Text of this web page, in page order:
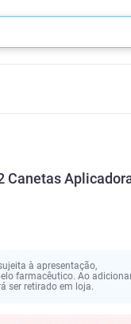
Canetas
à apresentação,
farmacêutico. Ao
ser retirado em loja.